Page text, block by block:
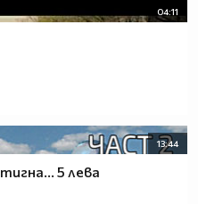
04:11
13:44
5 лева